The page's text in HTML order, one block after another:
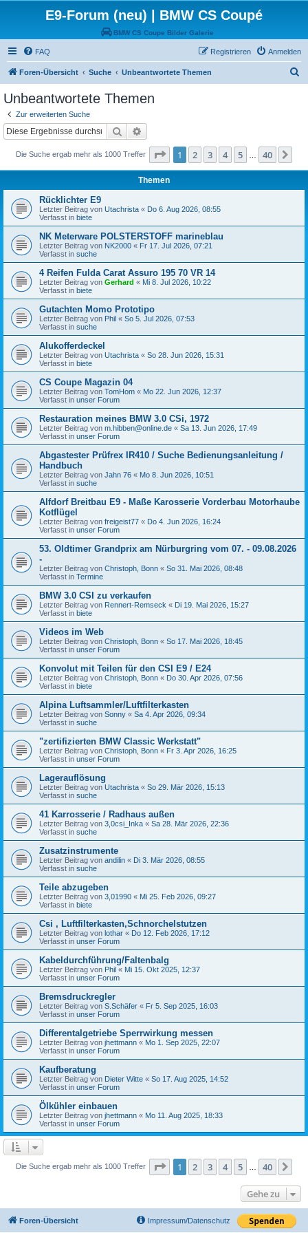
E9-Forum (neu) | BMW CS Coupé
BMW CS Coupe Bilder Galerie
FAQ Anmelden
Registrieren
Foren-Übersicht Suche Unbeantwortete Themen
Unbeantwortete Themen
Zur erweiterten Suche
Suche
Die Suche ergab mehr als 1000 Treffer Seite 1von 40
1 2 3 4 5 40
Themen
Rücklichter E9
Letzter Beitrag von Utachrista « Do 6. Aug 2026, 08:55
Verfasst in biete
NK Meterware POLSTERSTOFF marineblau
Letzter Beitrag von NK2000 « Fr 17. Jul 2026, 07:21
Verfasst in suche
4 Reifen Fulda Carat Assuro 195 70 VR 14
Letzter Beitrag von Gerhard « Mi 8. Jul 2026, 10:22
Verfasst in biete
Gutachten Momo Prototipo
Letzter Beitrag von Phil « So 5. Jul 2026, 07:53
Verfasst in suche
Alukofferdeckel
Letzter Beitrag von Utachrista « So 28. Jun 2026, 15:31
Verfasst in biete
CS Coupe Magazin 04
Letzter Beitrag von TomHom « Mo 22. Jun 2026, 12:37
Verfasst in unser Forum
Restauration meines BMW 3.0 CSi, 1972
Letzter Beitrag von m.hibben@online.de « Sa 13. Jun 2026, 17:49
Verfasst in unser Forum
Abgastester Prüfrex IR410 / Suche Bedienungsanleitung /
Handbuch
Letzter Beitrag von Jahn 76 « Mo 8. Jun 2026, 10:51
Verfasst in suche
Alfdorf Breitbau E9 - Maße Karosserie Vorderbau Motorhaube
Kotflügel
Letzter Beitrag von freigeist77 « Do 4. Jun 2026, 16:24
Verfasst in unser Forum
53. Oldtimer Grandprix am Nürburgring vom 07. - 09.08.2026
-
Letzter Beitrag von Christoph, Bonn « So 31. Mai 2026, 08:48
Verfasst in Termine
BMW 3.0 CSI zu verkaufen
Letzter Beitrag von Rennert-Remseck « Di 19. Mai 2026, 15:27
Verfasst in biete
Videos im Web
Letzter Beitrag von Christoph, Bonn « So 17. Mai 2026, 18:45
Verfasst in unser Forum
Konvolut mit Teilen für den CSI E9 / E24
Letzter Beitrag von Christoph, Bonn « Do 30. Apr 2026, 07:56
Verfasst in biete
Alpina Luftsammler/Luftfilterkasten
Letzter Beitrag von Sonny « Sa 4. Apr 2026, 09:34
Verfasst in suche
"zertifizierten BMW Classic Werkstatt"
Letzter Beitrag von Christoph, Bonn « Fr 3. Apr 2026, 16:25
Verfasst in unser Forum
Lagerauflösung
Letzter Beitrag von Utachrista « So 29. Mär 2026, 15:13
Verfasst in suche
41 Karrosserie / Radhaus außen
Letzter Beitrag von 3,0csi_Inka « Sa 28. Mär 2026, 22:36
Verfasst in suche
Zusatzinstrumente
Letzter Beitrag von andilin « Di 3. Mär 2026, 08:55
Verfasst in suche
Teile abzugeben
Letzter Beitrag von 3,01990 « Mi 25. Feb 2026, 09:27
Verfasst in biete
Csi , Luftfilterkasten,Schnorchelstutzen
Letzter Beitrag von lothar « Do 12. Feb 2026, 17:12
Verfasst in unser Forum
Kabeldurchführung/Faltenbalg
Letzter Beitrag von Phil « Mi 15. Okt 2025, 12:37
Verfasst in unser Forum
Bremsdruckregler
Letzter Beitrag von S.Schäfer « Fr 5. Sep 2025, 16:03
Verfasst in unser Forum
Differentalgetriebe Sperrwirkung messen
Letzter Beitrag von jhettmann « Mo 1. Sep 2025, 22:07
Verfasst in unser Forum
Kaufberatung
Letzter Beitrag von Dieter Witte « So 17. Aug 2025, 14:52
Verfasst in unser Forum
Ölkühler einbauen
Letzter Beitrag von jhettmann « Mo 11. Aug 2025, 18:33
Verfasst in unser Forum
Die Suche ergab mehr als 1000 Treffer Seite 1von 40
1 2 3 4 5 40
Gehe zu
Foren-Übersicht Impressum/Datenschutz